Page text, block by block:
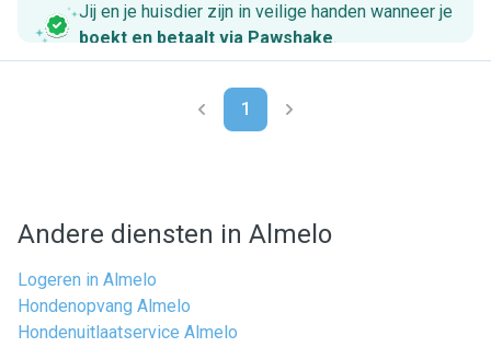
Jij en je huisdier zijn in veilige handen wanneer je
boekt en betaalt via Pawshake.
1
Andere diensten in Almelo
Logeren in Almelo
Hondenopvang Almelo
Hondenuitlaatservice Almelo